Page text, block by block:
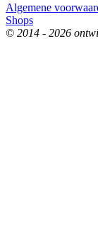
Algemene
Shops
© 2014 - 2026